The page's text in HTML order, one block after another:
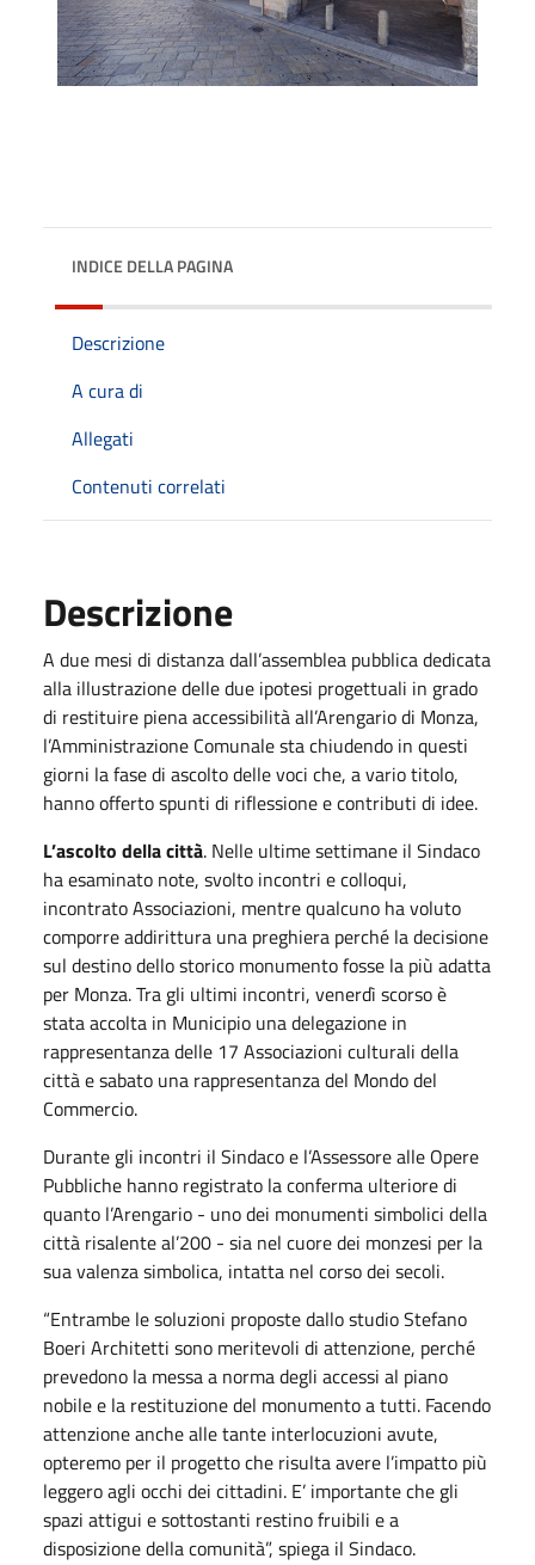
INDICE DELLA PAGINA
Descrizione
A cura di
Allegati
Contenuti correlati
Descrizione
A due mesi di distanza dall’assemblea pubblica dedicata
alla illustrazione delle due ipotesi progettuali in grado
di restituire piena accessibilità all’Arengario di Monza,
l’Amministrazione Comunale sta chiudendo in questi
giorni la fase di ascolto delle voci che, a vario titolo,
hanno offerto spunti di riflessione e contributi di idee.
L’ascolto della città. Nelle ultime settimane il Sindaco
ha esaminato note, svolto incontri e colloqui,
incontrato Associazioni, mentre qualcuno ha voluto
comporre addirittura una preghiera perché la decisione
sul destino dello storico monumento fosse la più adatta
per Monza. Tra gli ultimi incontri, venerdì scorso è
stata accolta in Municipio una delegazione in
rappresentanza delle 17 Associazioni culturali della
città e sabato una rappresentanza del Mondo del
Commercio.
Durante gli incontri il Sindaco e l’Assessore alle Opere
Pubbliche hanno registrato la conferma ulteriore di
quanto l’Arengario - uno dei monumenti simbolici della
città risalente al’200 - sia nel cuore dei monzesi per la
sua valenza simbolica, intatta nel corso dei secoli.
“Entrambe le soluzioni proposte dallo studio Stefano
Boeri Architetti sono meritevoli di attenzione, perché
prevedono la messa a norma degli accessi al piano
nobile e la restituzione del monumento a tutti. Facendo
attenzione anche alle tante interlocuzioni avute,
opteremo per il progetto che risulta avere l’impatto più
leggero agli occhi dei cittadini. E’ importante che gli
spazi attigui e sottostanti restino fruibili e a
disposizione della comunità”, spiega il Sindaco.